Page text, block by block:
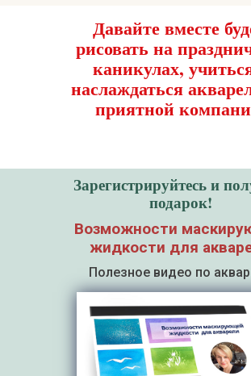
Давайте вместе
рисовать на
каникулах,
наслаждаться
приятной
Зарегистрируйтесь и
подарок!
Полезное видео по
Возможности
жидкости для